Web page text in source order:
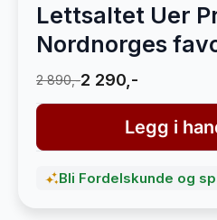
Lettsaltet Uer
Nordnorges
2 890,-2 290,-
Legg i
Bli Fordelskunde og